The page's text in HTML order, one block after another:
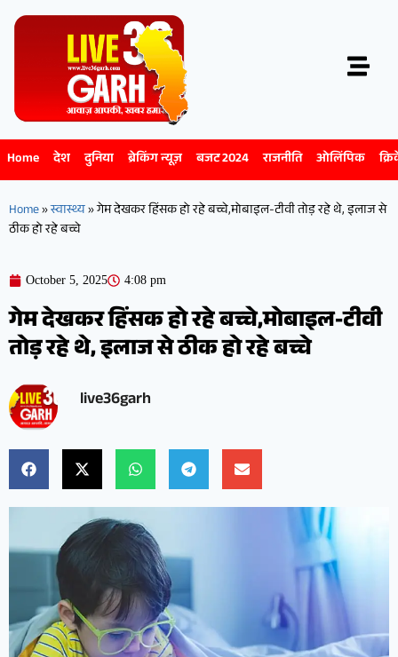
Home देश दुनिया ब्रेकिंग न्यूज़ बजट 2024 राजनीति ओलिंपिक
Home»स्वास्थ्य»गेम देखकर हिंसक हो रहे बच्चे,मोबाइल-टीवी तोड़ रहे थे, इलाज से
ठीक हो रहे बच्चे
October 5, 2025 4:08 pm
गेम देखकर हिंसक हो रहे बच्चे,मोबाइल-टीवी
तोड़ रहे थे, इलाज से ठीक हो रहे बच्चे
live36garh